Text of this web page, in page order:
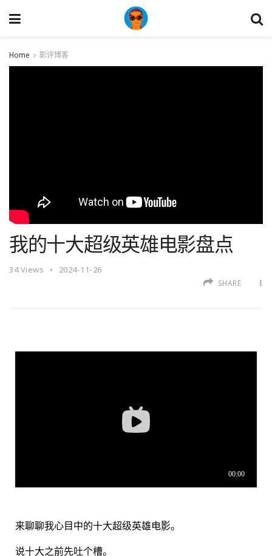
Home 影评博客
我的十大超级英雄电影盘点
34Views 2024-11-26
SHARE
来聊聊我心目中的十大超级英雄电影。
说十大之前先吐个槽。